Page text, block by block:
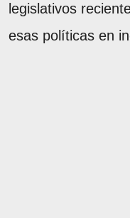
legislativos
esas políticas en